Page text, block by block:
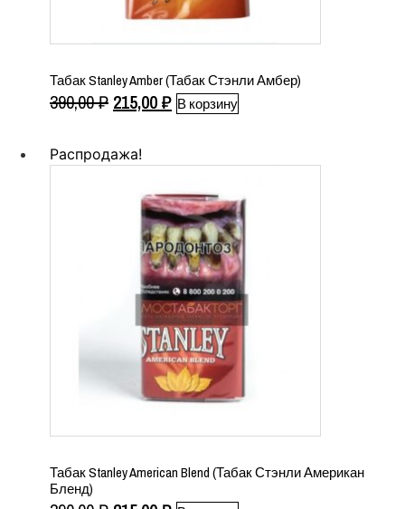
Табак Stanley Amber (Табак Стэнли Амбер)
390,00₽ Первоначальная
составляла
215,00₽Текущая
В корзину
Распродажа!
Табак Stanley American Blend (Табак Стэнли Американ
Бленд)